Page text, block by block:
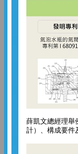
薛凱文總經理舉
計）、構成要件